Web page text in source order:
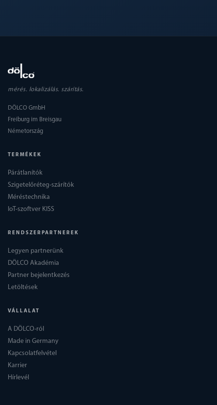
mérés. lokalizálás. szárítás.
DÖLCO GmbH
Freiburg im Breisgau
Németország
TERMÉKEK
Párátlanítók
Szigetelőréteg-szárítók
Méréstechnika
IoT-szoftver KISS
RENDSZERPARTNEREK
Legyen partnerünk
DÖLCO Akadémia
Partner bejelentkezés
Letöltések
VÁLLALAT
A DÖLCO-ról
Made in Germany
Kapcsolatfelvétel
Karrier
Hírlevél